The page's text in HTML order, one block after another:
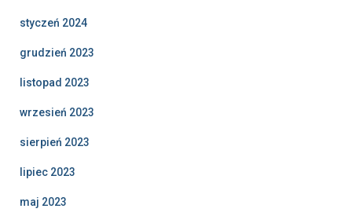
styczeń 2024
grudzień 2023
listopad 2023
wrzesień 2023
sierpień 2023
lipiec 2023
maj 2023